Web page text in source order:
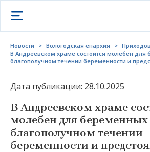
Открыть меню
Новости > Вологодская епархия > Приходов
В Андреевском храме состоится молебен для
благополучном течении беременности и
Дата публикации: 28.10.2025
В Андреевском храме
молебен для беременных
благополучном течении
беременности и